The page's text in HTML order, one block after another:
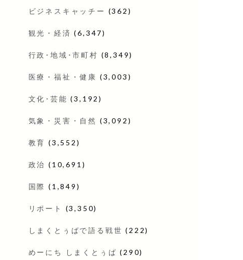
ビジネスキャッチー (362)
観光・経済 (6,347)
行政･地域･市町村 (8,349)
医療・福祉・健康 (3,003)
文化･芸能 (3,192)
気象・災害・自然 (3,092)
教育 (3,552)
政治 (10,691)
国際 (1,849)
リポート (3,350)
しまくとぅばで語る戦世 (222)
めーにち しまくとぅば (290)